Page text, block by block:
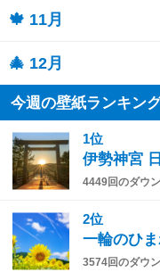
🍁 11月
🎄 12月
今週の壁紙ランキン
1位
伊勢神宮
4449回のダウ
2位
一輪のひ
3574回のダウ